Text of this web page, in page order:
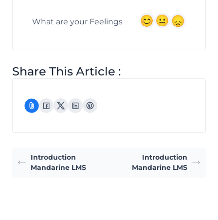
What are your Feelings
Share This Article :
Introduction
Mandarine LMS
Introduction
Mandarine LMS